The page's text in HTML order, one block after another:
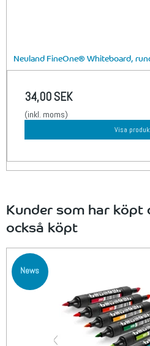
Neuland FineOne® Whiteboard,
34,00 SEK
(inkl. moms)
Visa
Kunder som har
också köpt
News